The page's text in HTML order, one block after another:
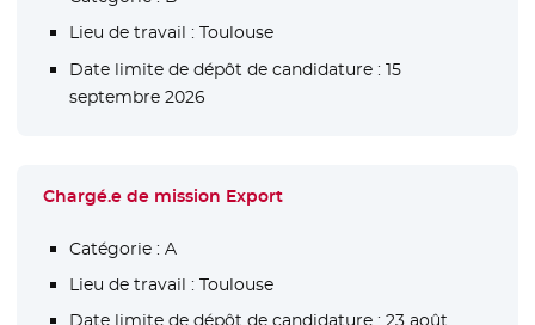
Lieu de travail : Toulouse
Date limite de dépôt de candidature : 15
septembre 2026
Chargé.e de mission Export
Catégorie : A
Lieu de travail : Toulouse